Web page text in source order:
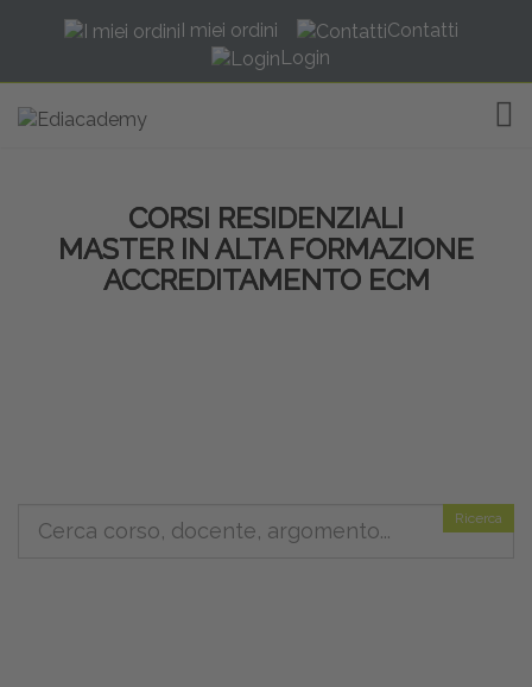
I miei ordini
Contatti
Login
CORSI RESIDENZIALI
MASTER IN ALTA FORMAZIONE
ACCREDITAMENTO ECM
Ricerca